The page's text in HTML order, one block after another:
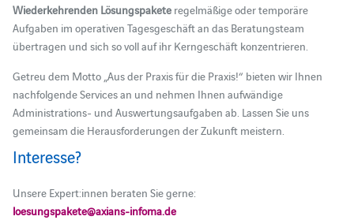
Wiederkehrenden Lösungspaketeregelmäßige oder temporäre
Aufgaben im operativen Tagesgeschäft an das Beratungsteam
übertragen und sich so voll auf ihr Kerngeschäft konzentrieren.
Getreu dem Motto „Aus der Praxis für die Praxis!“ bieten wir Ihnen
nachfolgende Services an und nehmen Ihnen aufwändige
Administrations- und Auswertungsaufgaben ab. Lassen Sie uns
gemeinsam die Herausforderungen der Zukunft meistern.
Interesse?
Unsere Expert:innen beraten Sie gerne:
loesungspakete@axians-infoma.de